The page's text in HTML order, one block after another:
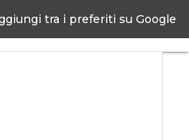
tra i preferiti su Google